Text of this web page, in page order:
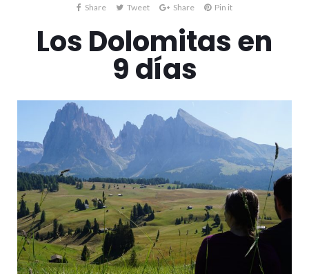
Share Tweet Share Pin it
Los Dolomitas en
9 días